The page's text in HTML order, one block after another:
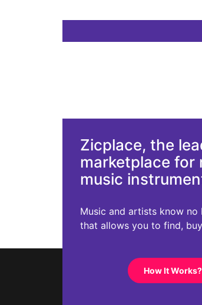
Zicplace, the
marketplace for
music
Music and artists know
that allows you to find,
How It Works?